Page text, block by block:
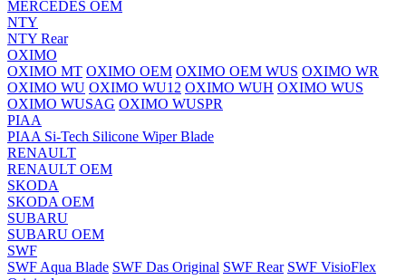
MERCEDES OEM
NTY
NTY Rear
OXIMO
OXIMO MT OXIMO OEM OXIMO OEM WUS OXIMO WR
OXIMO WU OXIMO WU12 OXIMO WUH OXIMO WUS
OXIMO WUSAG OXIMO WUSPR
PIAA
PIAA Si-Tech Silicone Wiper Blade
RENAULT
RENAULT OEM
SKODA
SKODA OEM
SUBARU
SUBARU OEM
SWF
SWF Aqua Blade SWF Das Original SWF Rear SWF VisioFlex